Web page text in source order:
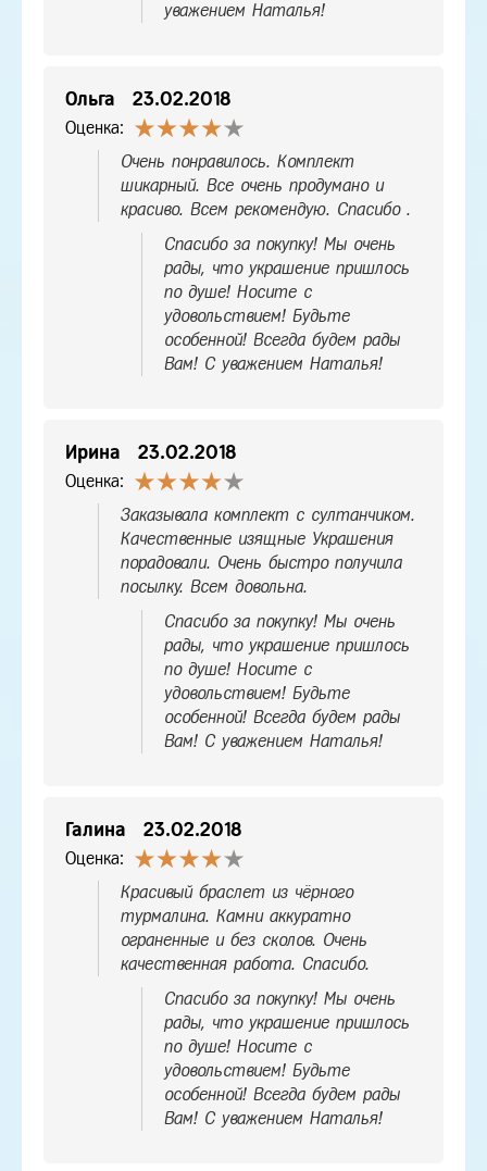
уважением Наталья!
Ольга 23.02.2018
Оценка:
Очень понравилось. Комплект
шикарный. Все очень продумано и
красиво. Всем рекомендую. Спасибо .
Спасибо за покупку! Мы очень
рады, что украшение пришлось
по душе! Носите с
удовольствием! Будьте
особенной! Всегда будем рады
Вам! С уважением Наталья!
Ирина 23.02.2018
Оценка:
Заказывала комплект с султанчиком.
Качественные изящные Украшения
порадовали. Очень быстро получила
посылку. Всем довольна.
Спасибо за покупку! Мы очень
рады, что украшение пришлось
по душе! Носите с
удовольствием! Будьте
особенной! Всегда будем рады
Вам! С уважением Наталья!
Галина 23.02.2018
Оценка:
Красивый браслет из чёрного
турмалина. Камни аккуратно
ограненные и без сколов. Очень
качественная работа. Спасибо.
Спасибо за покупку! Мы очень
рады, что украшение пришлось
по душе! Носите с
удовольствием! Будьте
особенной! Всегда будем рады
Вам! С уважением Наталья!